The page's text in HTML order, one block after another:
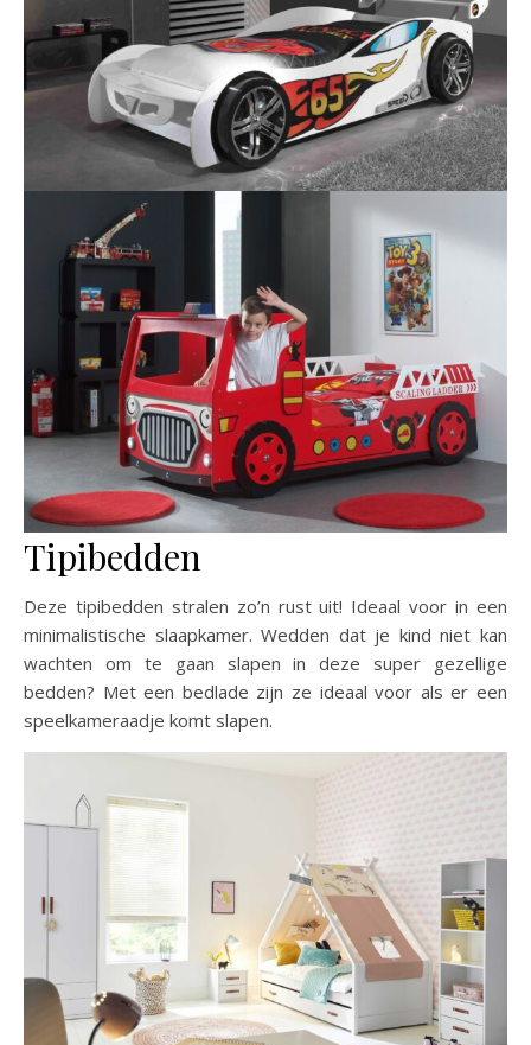
Tipibedden
Deze tipibedden stralen zo’n rust uit! Ideaal voor in een
minimalistische slaapkamer. Wedden dat je kind niet kan
wachten om te gaan slapen in deze super gezellige
bedden? Met een bedlade zijn ze ideaal voor als er een
speelkameraadje komt slapen.